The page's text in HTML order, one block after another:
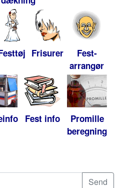
Frisurer
Fest-
arrangør
Fest info
Promille
beregning